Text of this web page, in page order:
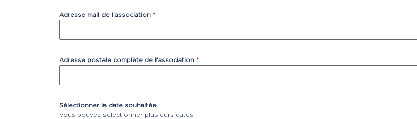
Adresse mail de l'association *
Adresse postale complète de l'association *
Sélectionner la date souhaitée
Vous pouvez sélectionner plusieurs dates